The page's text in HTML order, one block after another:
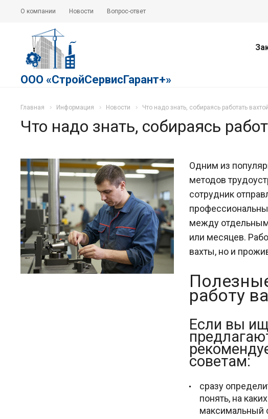
О компании Новости Вопрос-ответ
ООО «СтройСервисГарант+»
Главная Информация Новости Что надо знать, собираясь работать
Что надо знать, собираясь
Одним из
методов
сотрудник
между
или месяцев.
вахты, но и
работу
Если вы
советам:
сразу
понять, на
максимальный